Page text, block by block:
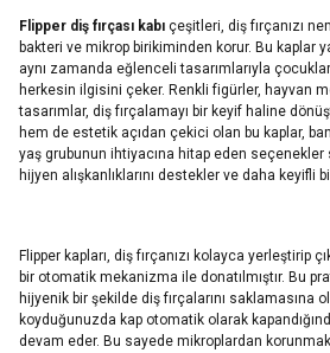
Flipper diş fırçası kabı çeşitleri, diş fırçanızı
bakteri ve mikrop birikiminden korur. Bu kaplar
aynı zamanda eğlenceli tasarımlarıyla
herkesin ilgisini çeker. Renkli figürler, hayvan
tasarımlar, diş fırçalamayı bir keyif haline
hem de estetik açıdan çekici olan bu kaplar,
yaş grubunun ihtiyacına hitap eden
hijyen alışkanlıklarını destekler ve daha keyifli
Flipper kapları, diş fırçanızı kolayca yerleştirip
bir otomatik mekanizma ile donatılmıştır. Bu
hijyenik bir şekilde diş fırçalarını saklamasına
koyduğunuzda kap otomatik olarak
devam eder. Bu sayede mikroplardan